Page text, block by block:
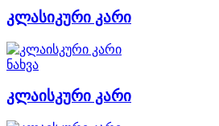
კლასიკური კარი
ნახვა
კლაისკური კარი